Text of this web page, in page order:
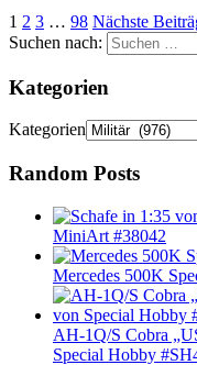
1 2 3 … 98 Nächste
Suchen nach:
Kategorien
Kategorien
Random Posts
MiniArt #38042
Mercedes 500K
AH-1Q/S Cobra
Special Hobby